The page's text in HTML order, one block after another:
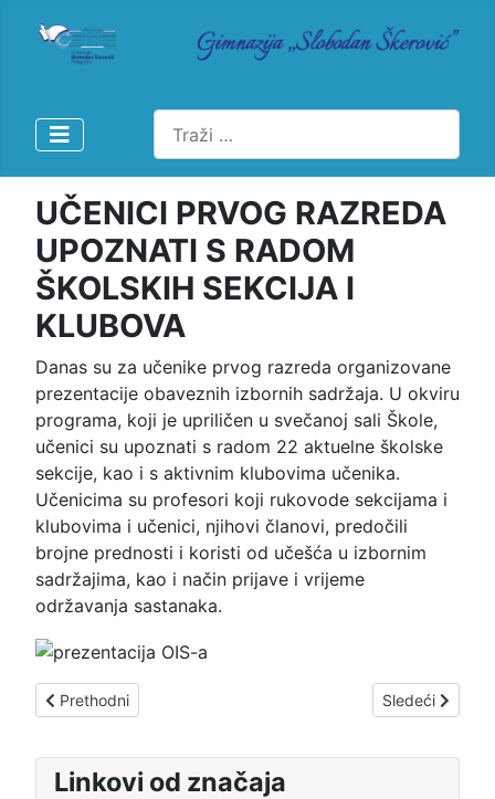
Pretraži
UČENICI PRVOG RAZREDA
UPOZNATI S RADOM
ŠKOLSKIH SEKCIJA I
KLUBOVA
Danas su za učenike prvog razreda organizovane
prezentacije obaveznih izbornih sadržaja. U okviru
programa, koji je upriličen u svečanoj sali Škole,
učenici su upoznati s radom 22 aktuelne školske
sekcije, kao i s aktivnim klubovima učenika.
Učenicima su profesori koji rukovode sekcijama i
klubovima i učenici, njihovi članovi, predočili
brojne prednosti i koristi od učešća u izbornim
sadržajima, kao i način prijave i vrijeme
održavanja sastanaka.
Prethodni članak: Međunarodni dan zaštite ozonskog
Prethodni Sledeći
Sledeći
Linkovi od značaja